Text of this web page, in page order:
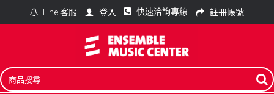
Line 客服 登入 快速洽詢專線 註冊帳號